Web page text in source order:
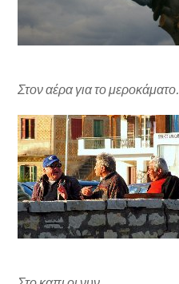
Στον αέρα για το μεροκάματο…